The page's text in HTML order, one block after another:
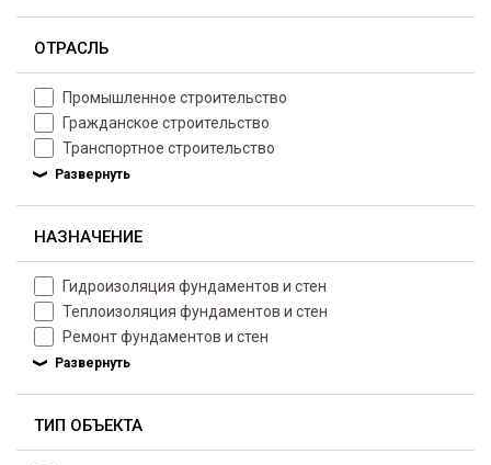
ОТРАСЛЬ
Промышленное строительство
Гражданское строительство
Транспортное строительство
НАЗНАЧЕНИЕ
Гидроизоляция фундаментов и стен
Теплоизоляция фундаментов и стен
Ремонт фундаментов и стен
ТИП ОБЪЕКТА